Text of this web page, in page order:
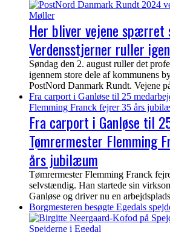
Her bliver vejene spærret
Verdensstjerner ruller
Søndag den 2. august ruller det
igennem store dele af kommunens
PostNord Danmark Rundt. Vejene
Fra carport i Ganløse til 25
Flemming Franck fejrer 35 års
Fra carport i Ganløse til
Tømrermester Flemming
års jubilæum
Tømrermester Flemming Franck
selvstændig. Han startede sin
Ganløse og driver nu en
Borgmesteren besøgte Egedals